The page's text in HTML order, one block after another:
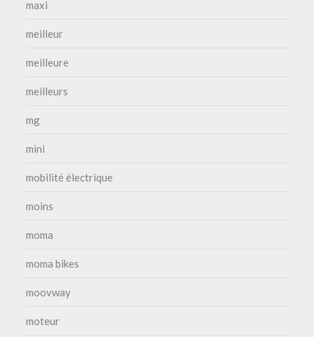
maxi
meilleur
meilleure
meilleurs
mg
mini
mobilité électrique
moins
moma
moma bikes
moovway
moteur